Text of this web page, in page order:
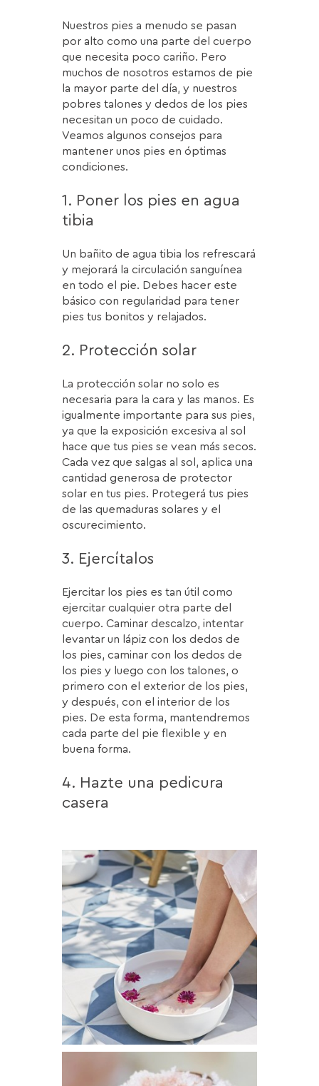
Nuestros pies a menudo se pasan
por alto como una parte del cuerpo
que necesita poco cariño. Pero
muchos de nosotros estamos de pie
la mayor parte del día, y nuestros
pobres talones y dedos de los pies
necesitan un poco de cuidado.
Veamos algunos consejos para
mantener unos pies en óptimas
condiciones.
1. Poner los pies en agua
tibia
Un bañito de agua tibia los refrescará
y mejorará la circulación sanguínea
en todo el pie. Debes hacer este
básico con regularidad para tener
pies tus bonitos y relajados.
2. Protección solar
La protección solar no solo es
necesaria para la cara y las manos. Es
igualmente importante para sus pies,
ya que la exposición excesiva al sol
hace que tus pies se vean más secos.
Cada vez que salgas al sol, aplica una
cantidad generosa de protector
solar en tus pies. Protegerá tus pies
de las quemaduras solares y el
oscurecimiento.
3. Ejercítalos
Ejercitar los pies es tan útil como
ejercitar cualquier otra parte del
cuerpo. Caminar descalzo, intentar
levantar un lápiz con los dedos de
los pies, caminar con los dedos de
los pies y luego con los talones, o
primero con el exterior de los pies,
y después, con el interior de los
pies. De esta forma, mantendremos
cada parte del pie flexible y en
buena forma.
4. Hazte una pedicura
casera